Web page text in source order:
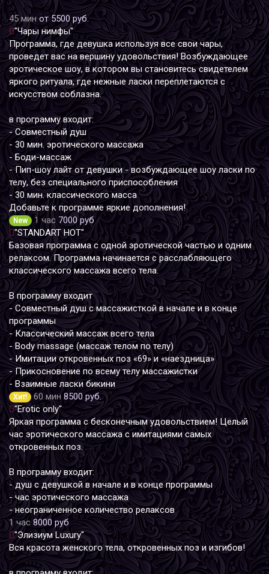
45 мин от 5500 руб.
"Чары нимфы"
Программа, где девушка используя все свои чары,
проведет вас на вершину удовольствия! Возбуждающее
эротическое шоу, в котором вы становитесь свидетелем
яркого ритуала, где нежные ласки переплетаются с
искусством соблазна.
в программу входит:
- Совместный душ
- 30 мин. эротического массажа
- Боди-массаж
- Пип-шоу лайт от девушки - возбуждающее шоу ласки по
телу, без специального приспособления
- 30 мин. классического масса
Добавьте к программе яркие дополнения!
New 1 час 7000 руб
"STANDART HOT"
Базовая программа с одной эротической частью и одним
релаксом. Программа начинается с расслабляющего
классического массажа всего тела.
В программу входит
- Совместный душ с массажисткой в начале и в конце
программы
- Классический массаж всего тела
- Body massage (массаж телом по телу)
- Имитации откровенных поз «69» и «наездница»
- Прикосновение по всему телу массажистки
- Взаимные ласки бикини
Хит! 60 мин 8500 руб.
"Erotic only"
Яркая программа с бесконечным удовольствием! Целый
час эротического массажа с имитациями самых
откровенных поз.
В программу входит:
- душ с девушкой в начале и в конце программы
- час эротического массажа
- неограниченное количество релаксов
1 час 8000 руб
"Элизиум Luxury"
Вся красота женского тела, откровенных поз и изгибов!